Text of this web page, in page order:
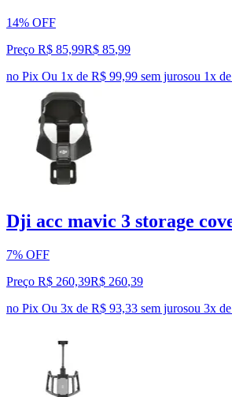
14% OFF
Preço R$ 85,99R$ 85,99
no Pix Ou 1x de R$ 99,99 sem jurosou 1x de
Dji acc mavic 3 storage
7% OFF
Preço R$ 260,39R$ 260,39
no Pix Ou 3x de R$ 93,33 sem jurosou 3x de